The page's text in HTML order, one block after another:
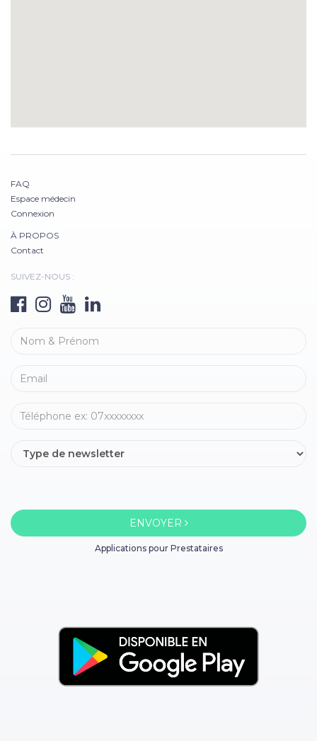
FAQ
Espace médecin
Connexion
À PROPOS
Contact
SUIVEZ-NOUS :
ENVOYER
Applications pour Prestataires